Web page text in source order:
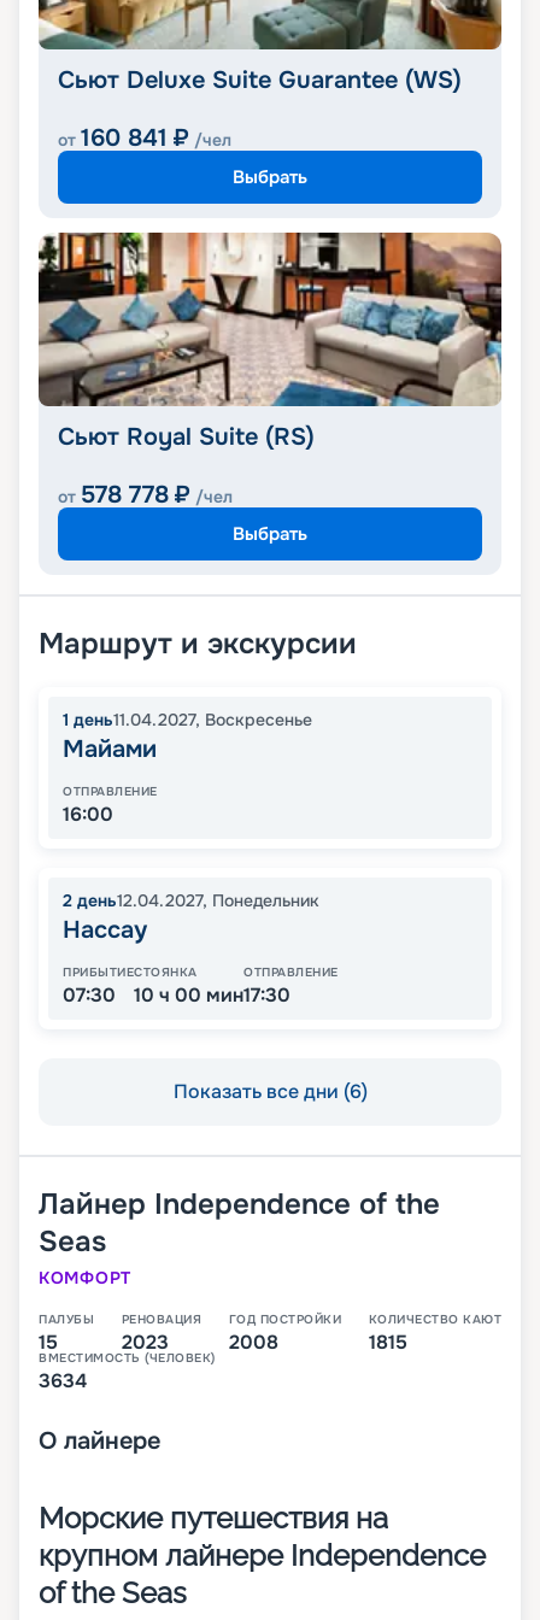
Сьют Deluxe Suite Guarantee (WS)
от 160 841 ₽ /чел
Выбрать
Сьют Royal Suite (RS)
от 578 778 ₽ /чел
Выбрать
Маршрут и экскурсии
1 день11.04.2027, Воскресенье
Майами
ОТПРАВЛЕНИЕ
16:00
2 день12.04.2027, Понедельник
Нассау
ПРИБЫТИЕ
07:30
СТОЯНКА
10 ч 00 мин
ОТПРАВЛЕНИЕ
17:30
Показать все дни (6)
Лайнер Independence of the
Seas
КОМФОРТ
ПАЛУБЫ
15
РЕНОВАЦИЯ
2023
ГОД ПОСТРОЙКИ
2008
КОЛИЧЕСТВО КАЮТ
1815
ВМЕСТИМОСТЬ (ЧЕЛОВЕК)
3634
О лайнере
Морские путешествия на
крупном лайнере Independence
of the Seas